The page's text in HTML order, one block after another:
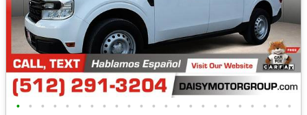
• • • • • • • • • • • • • • • • • • • • • • •